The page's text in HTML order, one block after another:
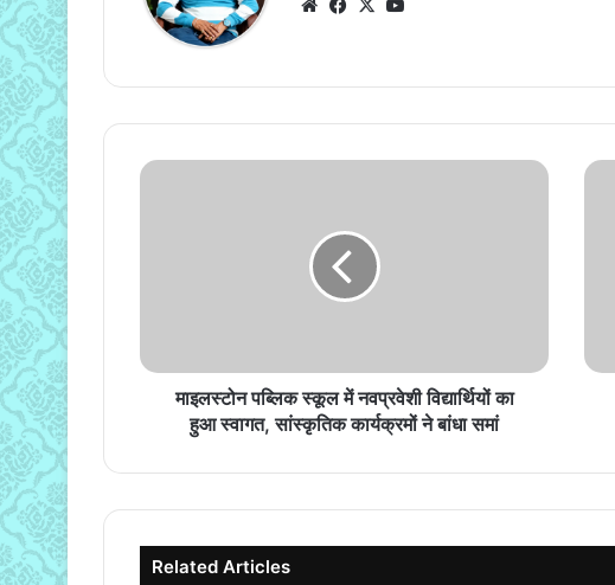
माइलस्टोन
स्वागत,
सांस्कृतिक
कार्यक्रमों
बांधा
माइलस्टोन पब्लिक स्कूल में नवप्रवेशी विद्यार्थियों का
हुआ स्वागत, सांस्कृतिक कार्यक्रमों ने बांधा समां
गुंडा
लिए
Related Articles